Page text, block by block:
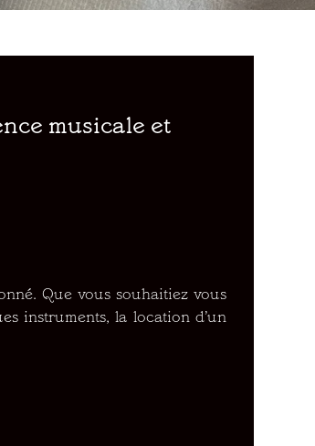
musicale et
Que vous souhaitiez vous
instruments, la location d’un